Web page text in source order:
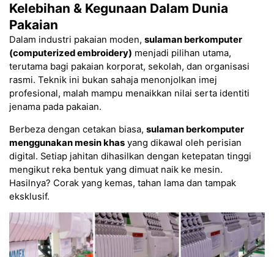
Kelebihan & Kegunaan Dalam Dunia
Pakaian
Dalam industri pakaian moden, sulaman berkomputer
(computerized embroidery) menjadi pilihan utama,
terutama bagi pakaian korporat, sekolah, dan organisasi
rasmi. Teknik ini bukan sahaja menonjolkan imej
profesional, malah mampu menaikkan nilai serta identiti
jenama pada pakaian.
Berbeza dengan cetakan biasa, sulaman berkomputer
menggunakan mesin khas yang dikawal oleh perisian
digital. Setiap jahitan dihasilkan dengan ketepatan tinggi
mengikut reka bentuk yang dimuat naik ke mesin.
Hasilnya? Corak yang kemas, tahan lama dan tampak
eksklusif.